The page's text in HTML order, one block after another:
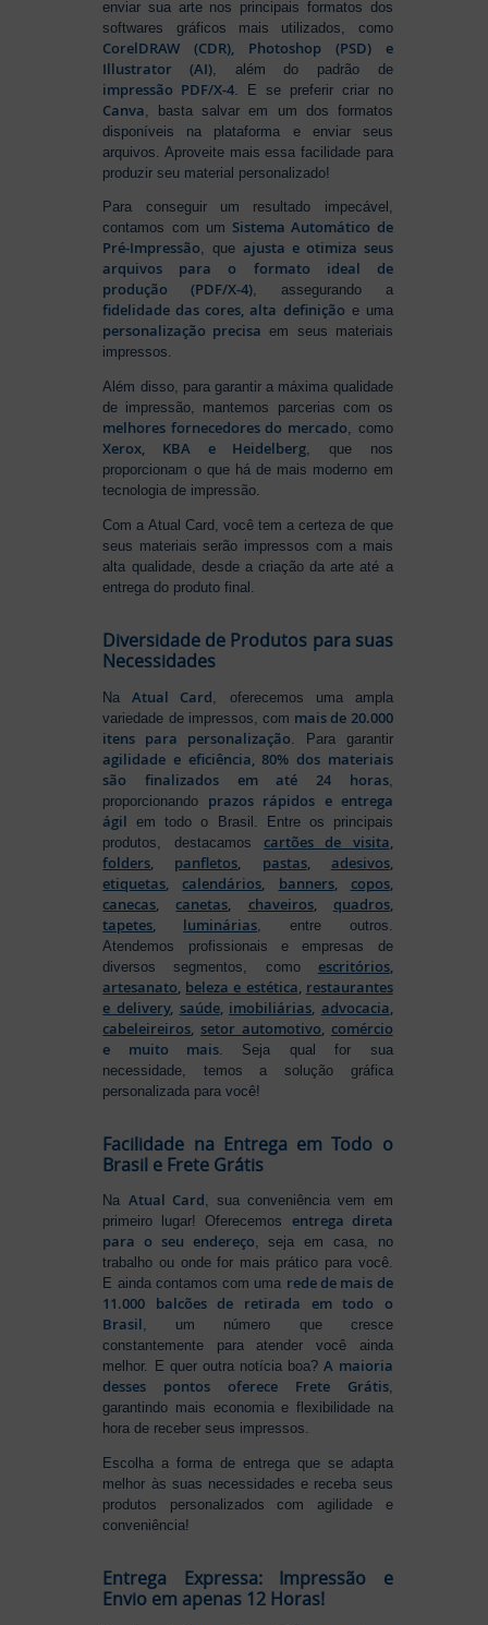
enviar sua arte nos principais formatos dos
softwares gráficos mais utilizados, como
CorelDRAW (CDR), Photoshop (PSD) e
Illustrator (AI) , além do padrão de
impressão PDF/X-4 . E se preferir criar no
Canva , basta salvar em um dos formatos
disponíveis na plataforma e enviar seus
arquivos. Aproveite mais essa facilidade para
produzir seu material personalizado!
Para conseguir um resultado impecável,
contamos com um Sistema Automático de
Pré-Impressão, queajusta e otimiza seus
arquivos para o formato ideal de
produção (PDF/X-4), assegurando a
fidelidade das cores, alta definição e uma
personalização precisa em seus materiais
impressos.
Além disso, para garantir a máxima qualidade
de impressão, mantemos parcerias com os
melhores fornecedores do mercado, como
Xerox, KBA e Heidelberg, que nos
proporcionam o que há de mais moderno em
tecnologia de impressão.
Com a Atual Card, você tem a certeza de que
seus materiais serão impressos com a mais
alta qualidade, desde a criação da arte até a
entrega do produto final.
Diversidade de Produtos para suas
Necessidades
NaAtual Card , oferecemos uma ampla
variedade de impressos, com mais de 20.000
itens para personalização . Para garantir
agilidade e eficiência, 80% dos materiais
são finalizados em até 24 horas,
proporcionando prazos rápidos e entrega
ágil em todo o Brasil. Entre os principais
produtos, destacamos cartões de visita,
folders, panfletos, pastas, adesivos,
etiquetas,calendários, banners, copos,
canecas,canetas, chaveiros, quadros,
tapetes, luminárias , entre outros.
Atendemos profissionais e empresas de
diversos segmentos, como escritórios,
artesanato, beleza e estética, restaurantes
e delivery, saúde, imobiliárias, advocacia,
cabeleireiros, setor automotivo, comércio
e muito mais . Seja qual for sua
necessidade, temos a solução gráfica
personalizada para você!
Facilidade na Entrega em Todo o
Brasil e Frete Grátis
Na Atual Card, sua conveniência vem em
primeiro lugar! Oferecemos entrega direta
para o seu endereço, seja em casa, no
trabalho ou onde for mais prático para você.
E ainda contamos com uma rede de mais de
11.000 balcões de retirada em todo o
Brasil, um número que cresce
constantemente para atender você ainda
melhor. E quer outra notícia boa?A maioria
desses pontos oferece Frete Grátis,
garantindo mais economia e flexibilidade na
hora de receber seus impressos.
Escolha a forma de entrega que se adapta
melhor às suas necessidades e receba seus
produtos personalizados com agilidade e
conveniência!
Entrega Expressa: Impressão e
Envio em apenas 12 Horas!